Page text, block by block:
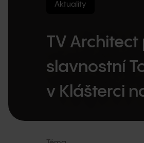
Aktuality
TV
slavnostní
v Klášterci